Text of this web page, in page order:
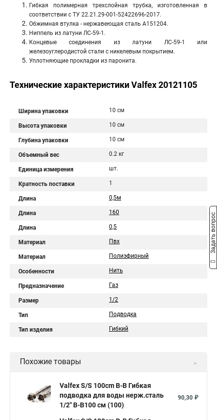
Гибкая полимерная трехслойная трубка, изготовленная в
соответствии с ТУ 22.21.29-001-52422696-2017.
Обжимная втулка - нержавеющая сталь А151204.
Ниппель из латуни ЛС-59-1.
Концевые соединения из латуни ЛС-59-1 или
железоуглеродистой стали с никелевым покрытием.
Уплотняющие прокладки из паронита.
Технические характеристики Valfex 20121105
Ширина упаковки 10 см
Высота упаковки 10 см
Глубина упаковки 10 см
Объемный вес 0.2 кг
Единица измерения шт.
Кратность поставки 1
Длина 0,5м
Длина 160
Длина 0,5
Материал Пвх
Материал Полиэфирный
Особенности Нить
Предназначение Газ
Размер 1/2
Тип Подводка
Тип изделия Гибкий
Похожие товары
Valfex S/S 100сm В-В Гибкая
подводка для воды нерж.сталь
1/2" В-В100 см (100)
90,30 ₽
Задать вопрос